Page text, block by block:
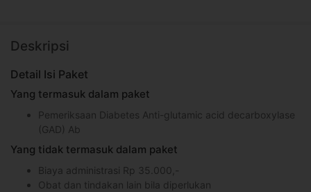
Deskripsi
Detail Isi Paket
Yang termasuk dalam paket
Pemeriksaan Diabetes Anti-glutamic acid decarboxylase
(GAD) Ab
Yang tidak termasuk dalam paket
Biaya administrasi Rp 35.000,-
Obat dan tindakan lain bila diperlukan